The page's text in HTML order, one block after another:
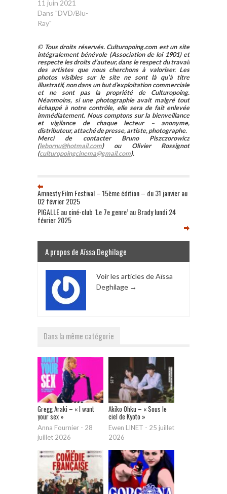
11 juin 2021
Dans "DVD/Blu-
Ray"
© Tous droits réservés. Culturopoing.com est un site
intégralement bénévole (Association de loi 1901) et
respecte les droits d’auteur, dans le respect du travail
des artistes que nous cherchons à valoriser. Les
photos visibles sur le site ne sont là qu’à titre
illustratif, non dans un but d’exploitation commerciale
et ne sont pas la propriété de Culturopoing.
Néanmoins, si une photographie avait malgré tout
échappé à notre contrôle, elle sera de fait enlevée
immédiatement. Nous comptons sur la bienveillance
et vigilance de chaque lecteur – anonyme,
distributeur, attaché de presse, artiste, photographe.
Merci de contacter Bruno Piszczorowicz
(lebornu@hotmail.com) ou Olivier Rossignot
(culturopoingcinema@gmail.com).
Amnesty Film Festival – 15ème édition – du 31 janvier au
02 février 2025
PIGALLE au ciné-club ‘Le 7e genre’ au Brady lundi 24
février 2025
A propos de Aïssa Deghilage
Voir les articles de Aïssa
Deghilage →
Dans la même catégorie
Gregg Araki – « I want
your sex »
Anna Fournier - 28
juillet 2026
Akiko Ohku – « Sous le
ciel de Kyoto »
Ewen LINET - 25 juillet
2026